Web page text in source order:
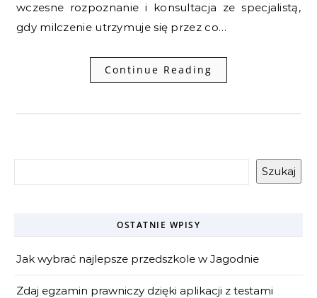
wczesne rozpoznanie i konsultacja ze specjalistą,
gdy milczenie utrzymuje się przez co…
Continue Reading
Szukaj
OSTATNIE WPISY
Jak wybrać najlepsze przedszkole w Jagodnie
Zdaj egzamin prawniczy dzięki aplikacji z testami